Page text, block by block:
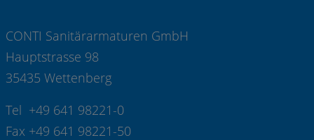
CONTI Sanitärarmaturen GmbH
Hauptstrasse 98
35435 Wettenberg
Tel +49 641 98221-0
Fax +49 641 98221-50